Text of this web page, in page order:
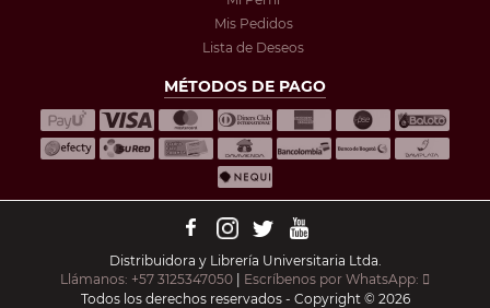
Mis Pedidos
Lista de Deseos
MÉTODOS DE PAGO
Distribuidora y Librería Universitaria Ltda.
Llámanos: +57 3125347050
Escríbenos por WhatsApp:
Todos los derechos reservados - Copyright © 2026